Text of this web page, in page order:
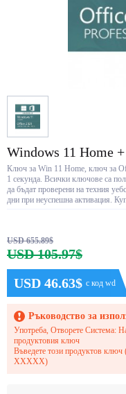
Windows 11 Home
Ключ за Win 11 Home, ключ за
1 секунда. Всички ключове са
да бъдат проверени на техния
дни при неуспешна активация.
USD 655.89$
USD 105.97$
USD 46.63$ с код wd
Ръководство за
Употреба, Отворете Система:
продуктовия ключ
Въведете този продуктов
XXXXX)